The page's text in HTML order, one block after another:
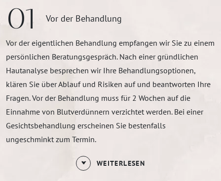
01 Vor der Behandlung
Vor der eigentlichen Behandlung empfangen wir Sie zu einem
persönlichen Beratungsgespräch. Nach einer gründlichen
Hautanalyse besprechen wir Ihre Behandlungsoptionen,
klären Sie über Ablauf und Risiken auf und beantworten Ihre
Fragen. Vor der Behandlung muss für 2 Wochen auf die
Einnahme von Blutverdünnern verzichtet werden. Bei einer
Gesichtsbehandlung erscheinen Sie bestenfalls
ungeschminkt zum Termin.
WEITERLESEN